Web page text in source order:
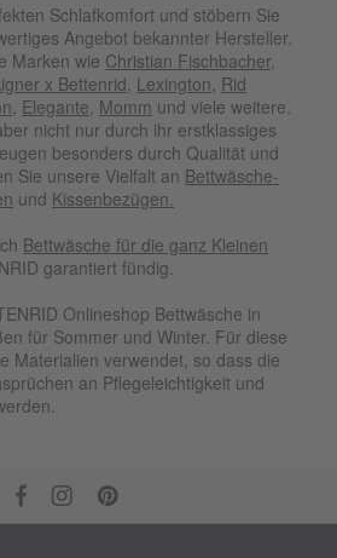
Schlafkomfort und stöbern Sie
Angebot bekannter Hersteller.
Marken wie Christian Fischbacher
x Bettenrid Lexington Rid
Elegante Momm und viele weitere.
nicht nur durch ihr erstklassiges
besonders durch Qualität und
Sie unsere Vielfalt an Bettwäsche-
und Kissenbezügen.
Bettwäsche für die ganz Kleinen
garantiert fündig.
Onlineshop Bettwäsche in
für Sommer und Winter. Für diese
Materialien verwendet, so dass die
an Pflegeleichtigkeit und